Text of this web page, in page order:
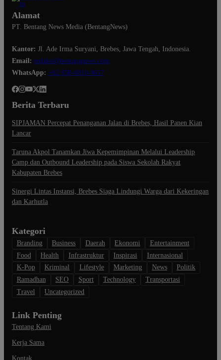
Alamat
PT. Bentang News Media (BentangNews)
Kantor: Jl. Ade Irma Suryani, Brebes, Jawa Tengah, Indonesia.
Email: redaksi@bentangnews.com
WhatsApp: +62 858-6810-9617
Berita Terbaru
SIPJAMAN Percepat Penanganan Jalan di Brebes, Hasil Panen Kian
Lancar
Taruna Akpol Tanamkan Jiwa Kepemimpinan Melalui Leadership
Camp dan Outbound Leadership pada Siswa Sekolah Rakyat
Kabupaten Brebes
Sinergi Lintas Instansi, Brebes Siaga Lindungi Warga dari Kekeringan
dan Karhutla
Kategori
Branding Business Daerah Ekonomi
Entertainment
Food
Health Infrastruktur Inspirasi
Internasional
K-Pop
Kriminal Lifestyle Marketing News
Politik
Ramadhan
SEO Sport Technology
Transportasi
Travel
Uncategorized
Link Penting
Tentang Kami
Kerja Sama
Kontak